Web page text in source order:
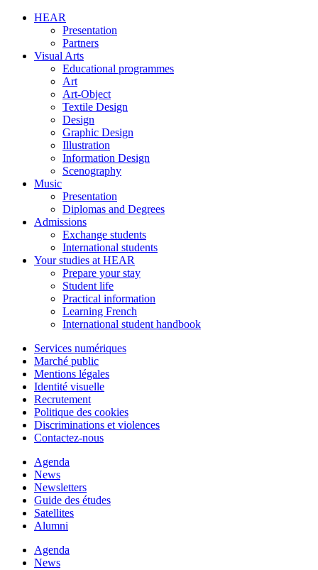
HEAR
Presentation
Partners
Visual Arts
Educational programmes
Art
Art-Object
Textile Design
Design
Graphic Design
Illustration
Information Design
Scenography
Music
Presentation
Diplomas and Degrees
Admissions
Exchange students
International students
Your studies at HEAR
Prepare your stay
Student life
Practical information
Learning French
International student handbook
Services numériques
Marché public
Mentions légales
Identité visuelle
Recrutement
Politique des cookies
Discriminations et violences
Contactez-nous
Agenda
News
Newsletters
Guide des études
Satellites
Alumni
Agenda
News